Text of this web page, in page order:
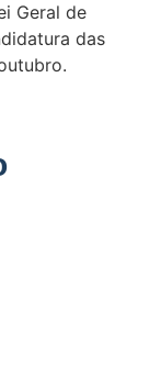
Geral de
das